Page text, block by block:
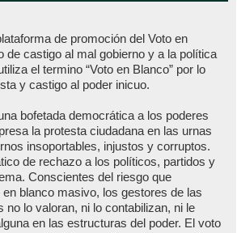
de promoción del Voto en
de castigo al mal gobierno y a la política
el termino “Voto en Blanco” por lo
y castigo al poder inicuo.
bofetada democrática a los poderes
la protesta ciudadana en las urnas
insoportables, injustos y corruptos.
de rechazo a los políticos, partidos y
Conscientes del riesgo que
blanco masivo, los gestores de las
no lo valoran, ni lo contabilizan, ni le
en las estructuras del poder. El voto